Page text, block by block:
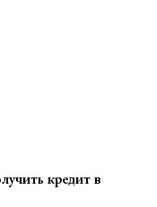
кредит в